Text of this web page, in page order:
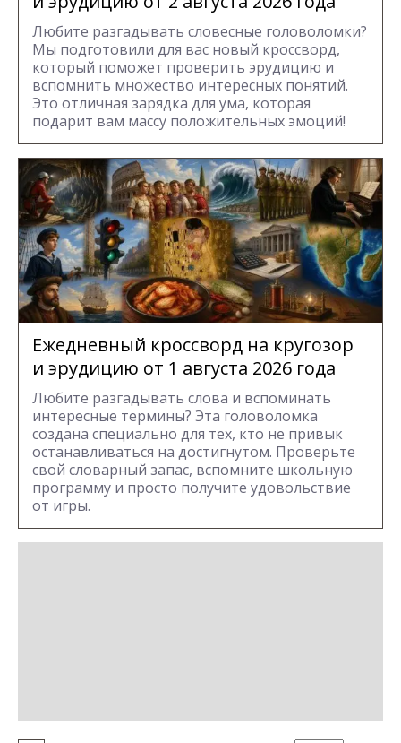
Любите разгадывать словесные головоломки?
Мы подготовили для вас новый кроссворд,
который поможет проверить эрудицию и
вспомнить множество интересных понятий.
Это отличная зарядка для ума, которая
подарит вам массу положительных эмоций!
Ежедневный кроссворд на кругозор
и эрудицию от 1 августа 2026 года
Любите разгадывать слова и вспоминать
интересные термины? Эта головоломка
создана специально для тех, кто не привык
останавливаться на достигнутом. Проверьте
свой словарный запас, вспомните школьную
программу и просто получите удовольствие
от игры.